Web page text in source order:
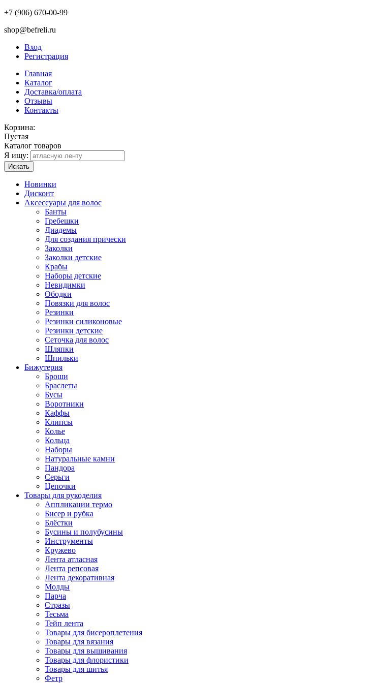
+7 (906) 670-00-99
shop@befreli.ru
Вход
Регистрация
Главная
Каталог
Доставка/оплата
Отзывы
Контакты
Корзина:
Пустая
Каталог товаров
Я ищу:
Искать
Новинки
Дисконт
Аксессуары для волос
Банты
Гребешки
Диадемы
Для создания прически
Заколки
Заколки детские
Крабы
Наборы детские
Невидимки
Ободки
Повязки для волос
Резинки
Резинки силиконовые
Резинки детские
Сеточка для волос
Шляпки
Шпильки
Бижутерия
Броши
Браслеты
Бусы
Воротники
Каффы
Клипсы
Колье
Кольца
Наборы
Натуральные камни
Пандора
Серьги
Цепочки
Товары для рукоделия
Аппликации термо
Бисер и рубка
Блёстки
Бусины и полубусины
Инструменты
Кружево
Лента атласная
Лента репсовая
Лента декоративная
Молды
Парча
Стразы
Тесьма
Тейп лента
Товары для бисероплетения
Товары для вязания
Товары для вышивания
Товары для флористики
Товары для шитья
Фетр